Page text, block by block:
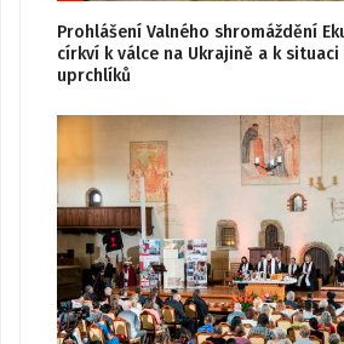
Prohlášení Valného shromáždění
církví k válce na Ukrajině a k situaci
uprchlíků